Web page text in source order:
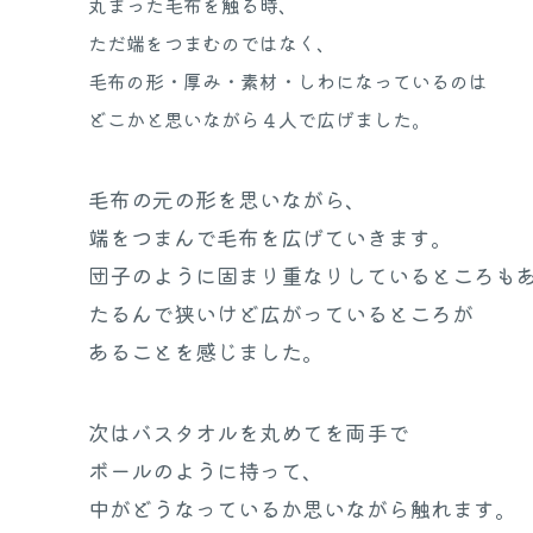
ただ端をつまむのではなく、
毛布の形・厚み・素材・しわになっているのは
どこかと思いながら４人で広げました。
毛布の元の形を思いながら、
端をつまんで毛布を広げていきます。
団子のように固まり重なりしているところも
たるんで狭いけど広がっているところが
あることを感じました。
次はバスタオルを丸めてを両手で
ボールのように持って、
中がどうなっているか思いながら触れます。